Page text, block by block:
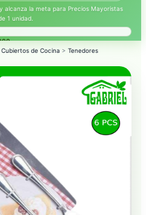
alcanza la meta para Precios Mayoristas
1 unidad.
.
Cubiertos de Cocina > Tenedores